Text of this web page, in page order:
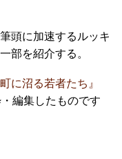
頭に加速するルッキ
部を紹介する。
に沼る若者たち』
編集したものです